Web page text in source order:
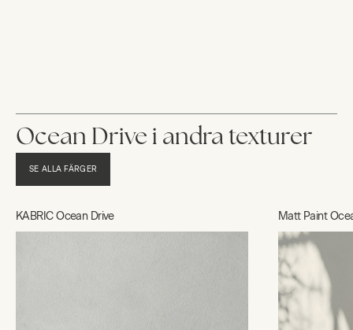
Ocean Drive i andra texturer
SE ALLA FÄRGER
KABRIC Ocean Drive Matt Paint